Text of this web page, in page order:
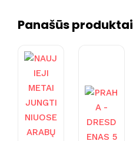
Panašūs produktai